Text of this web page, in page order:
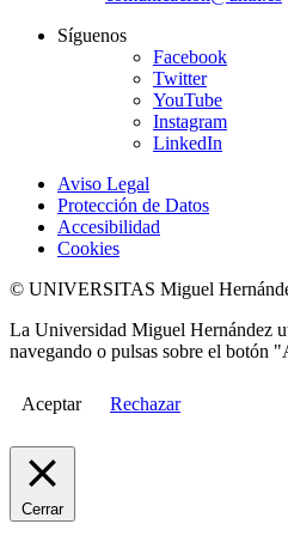
Síguenos
Facebook
Twitter
YouTube
Instagram
LinkedIn
Aviso Legal
Protección de Datos
Accesibilidad
Cookies
© UNIVERSITAS Miguel
La Universidad Miguel Hernández
navegando o pulsas sobre el botón
Aceptar Rechazar
Cerrar